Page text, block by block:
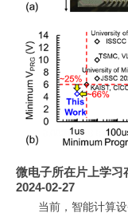
微电子所在片上学习
2024-02-27
当前，智能计算